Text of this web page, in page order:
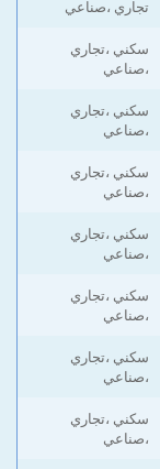
تجاري ،صناعي
سكني ،تجاري
،صناعي
سكني ،تجاري
،صناعي
سكني ،تجاري
،صناعي
سكني ،تجاري
،صناعي
سكني ،تجاري
،صناعي
سكني ،تجاري
،صناعي
سكني ،تجاري
،صناعي